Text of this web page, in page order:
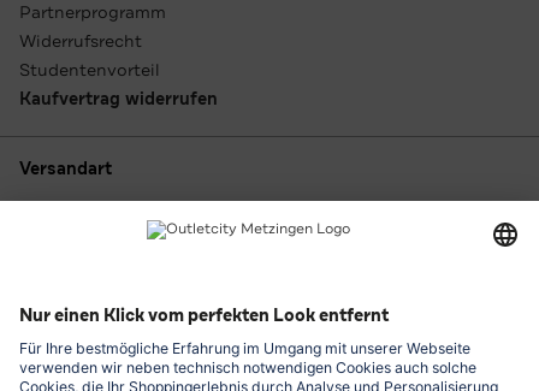
Partnerprogramm
Widerrufsrecht
Studentenvorteil
Kaufvertrag widerrufen
Versandart